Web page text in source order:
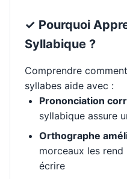
✓ Pourquoi
Syllabique ?
Comprendre
syllabes aide avec :
Prononciation
syllabique assure
Orthographe
morceaux les
écrire